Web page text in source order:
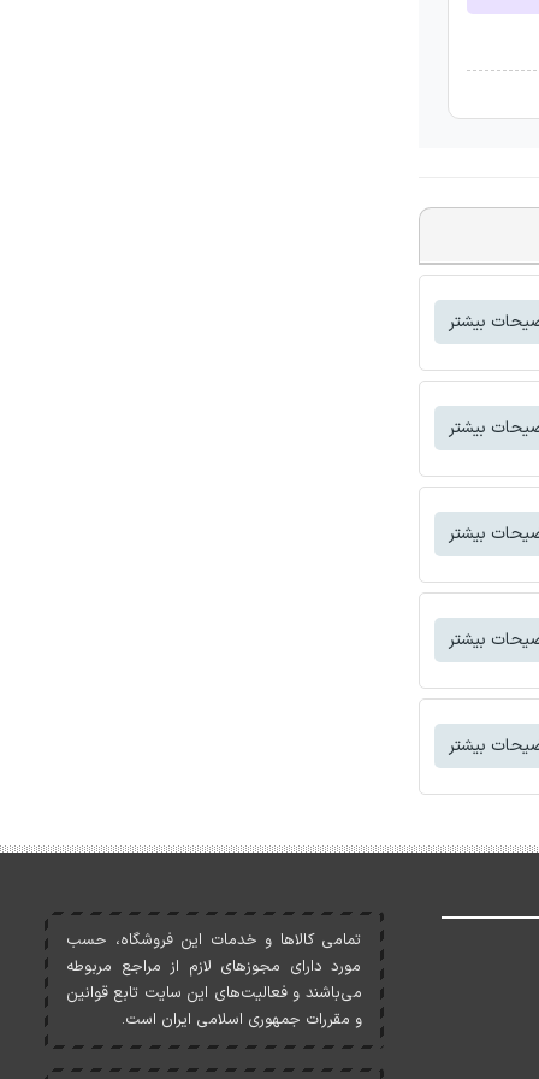
بیشتر
بیشتر
بیشتر
بیشتر
بیشتر
تمامی کالاها و خدمات اين فروشگاه، حسب
مورد دارای مجوزهای لازم از مراجع مربوطه
می‌باشند و فعاليت‌های اين سايت تابع قوانين
و مقررات جمهوری اسلامی ايران است.